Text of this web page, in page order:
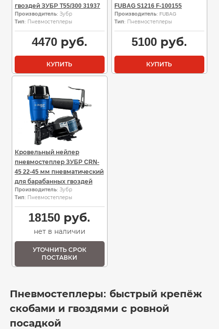
гвоздей ЗУБР Т55/300 31937
Производитель: Зубр
Тип: Пневмостеплеры
4470руб.
КУПИТЬ
FUBAG S1216 F-100155
Производитель: FUBAG
Тип: Пневмостеплеры
5100руб.
КУПИТЬ
Кровельный нейлер
пневмостеплер ЗУБР CRN-
45 22-45 мм пневматический
для барабанных гвоздей
Производитель: Зубр
Тип: Пневмостеплеры
18150 руб.
нет в наличии
УТОЧНИТЬ СРОК
ПОСТАВКИ
Пневмостеплеры: быстрый крепёж
скобами и гвоздями с ровной
посадкой